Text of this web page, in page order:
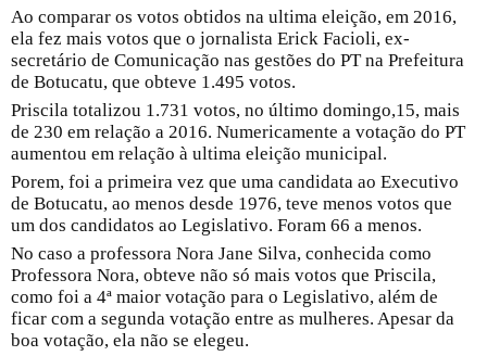
Ao comparar os votos obtidos na ultima eleição, em 2016,
ela fez mais votos que o jornalista Erick Facioli, ex-
secretário de Comunicação nas gestões do PT na Prefeitura
de Botucatu, que obteve 1.495 votos.
Priscila totalizou 1.731 votos, no último domingo,15, mais
de 230 em relação a 2016. Numericamente a votação do PT
aumentou em relação à ultima eleição municipal.
Porem, foi a primeira vez que uma candidata ao Executivo
de Botucatu, ao menos desde 1976, teve menos votos que
um dos candidatos ao Legislativo. Foram 66 a menos.
No caso a professora Nora Jane Silva, conhecida como
Professora Nora, obteve não só mais votos que Priscila,
como foi a 4ª maior votação para o Legislativo, além de
ficar com a segunda votação entre as mulheres. Apesar da
boa votação, ela não se elegeu.